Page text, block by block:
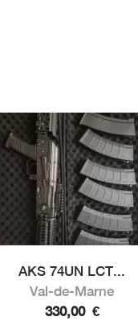
AKS 74UN LCT...
Val-de-Marne
330,00 €